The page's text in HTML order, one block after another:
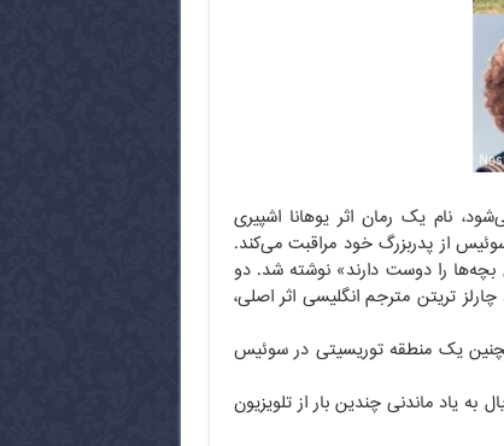
نام یک رمان اثر یوهانا اشپیری
از پدربزرگ خود مراقبت می‌کند.
بچه‌ها و آنهایی بچه‌ها را دوست دارند» نوشته شد. دو
تریتن مترجم انگلیسی اثر اصلی،
یک منطقه توریسیتی در سوئیس
باشد. این سریال به یاد ماندنی چندین بار از تلویزیون